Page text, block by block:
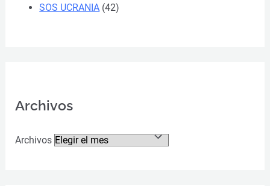
SOS UCRANIA (42)
Archivos
Archivos